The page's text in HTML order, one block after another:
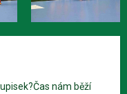
nám běží